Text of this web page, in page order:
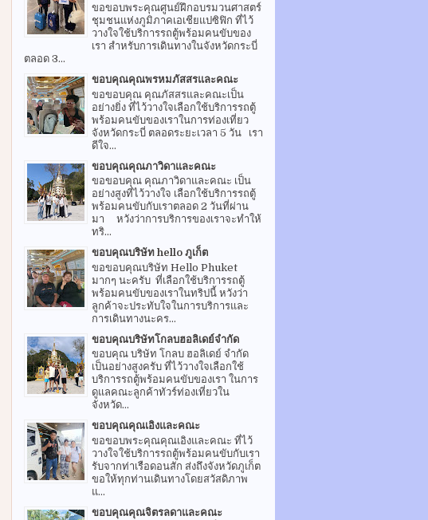
ขอขอบพระคุณศูนย์ฝึกอบรมวนศาสตร์
ชุมชนแห่งภูมิภาคเอเชียแปซิฟิก ที่ไว้
วางใจใช้บริการรถตู้พร้อมคนขับของ
เรา สำหรับการเดินทางในจังหวัดกระบี่
ตลอด 3...
ขอบคุณคุณพรหมภัสสรและคณะ
ขอขอบคุณ คุณภัสสรและคณะเป็น
อย่างยิ่ง ที่ไว้วางใจเลือกใช้บริการรถตู้
พร้อมคนขับของเราในการท่องเที่ยว
จังหวัดกระบี่ ตลอดระยะเวลา 5 วัน เรา
ดีใจ...
ขอบคุณคุณภาวิดาและคณะ
ขอขอบคุณ คุณภาวิดาและคณะ เป็น
อย่างสูงที่ไว้วางใจ เลือกใช้บริการรถตู้
พร้อมคนขับกับเราตลอด 2 วันที่ผ่าน
มา หวังว่าการบริการของเราจะทำให้
ทริ...
ขอบคุณบริษัท hello ภูเก็ต
ขอขอบคุณบริษัท Hello Phuket
มากๆ นะครับ ที่เลือกใช้บริการรถตู้
พร้อมคนขับของเราในทริปนี้ หวังว่า
ลูกค้าจะประทับใจในการบริการและ
การเดินทางนะคร...
ขอบคุณบริษัทโกลบฮอลิเดย์จำกัด
ขอบคุณ บริษัท โกลบ ฮอลิเดย์ จำกัด
เป็นอย่างสูงครับ ที่ไว้วางใจเลือกใช้
บริการรถตู้พร้อมคนขับของเรา ในการ
ดูแลคณะลูกค้าทัวร์ท่องเที่ยวใน
จังหวัด...
ขอบคุณคุณเอิงและคณะ
ขอขอบพระคุณคุณเอิงและคณะ ที่ไว้
วางใจใช้บริการรถตู้พร้อมคนขับกับเรา
รับจากท่าเรือดอนสัก ส่งถึงจังหวัดภูเก็ต
ขอให้ทุกท่านเดินทางโดยสวัสดิภาพ
แ...
ขอบคุณคุณจิตรลดาและคณะ